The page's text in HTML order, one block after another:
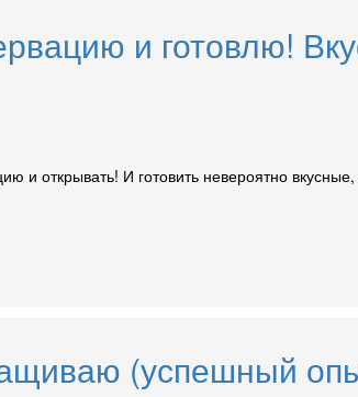
и готовлю!
открывать! И готовить невероятно
(успешный